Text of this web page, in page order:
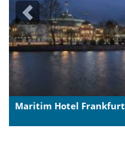
Previous
Maritim Hotel Frankfurt